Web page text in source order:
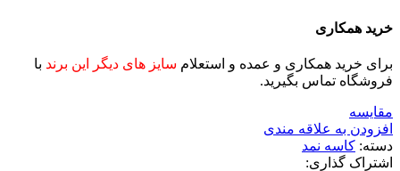
خرید همکاری
برای خرید همکاری و عمده و استعلام سایز های دیگر این برند با
فروشگاه تماس بگیرید.
مقايسه
افزودن به علاقه مندی
دسته: کاسه نمد
اشتراک گذاری: